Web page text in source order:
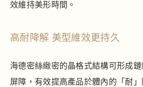
效維持美形時間。
高耐降解 美型維效更持久
海德密絲緻密的晶格式結構可形成鏈
屏障，有效提高產品於體內的「耐」